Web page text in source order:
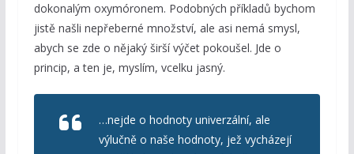
dokonalým oxymóronem. Podobných příkladů bychom
jistě našli nepřeberné množství, ale asi nemá smysl,
abych se zde o nějaký širší výčet pokoušel. Jde o
princip, a ten je, myslím, vcelku jasný.
…nejde o hodnoty univerzální, ale
výlučně o naše hodnoty, jež vycházejí